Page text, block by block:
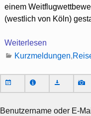
einem
(westlich von Köln)
Weiterlesen
Kurzmeldungen,
Benutzername oder E-